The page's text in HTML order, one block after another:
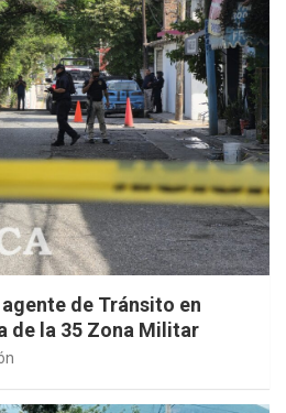
de Tránsito en
de la 35 Zona Militar